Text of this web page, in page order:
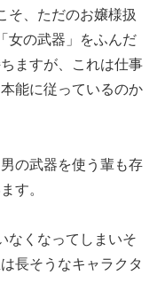
そ、ただのお嬢様扱
女の武器」をふんだ
ますが、これは仕事
能に従っているのか
の武器を使う輩も存
す。
なくなってしまいそ
長そうなキャラクタ